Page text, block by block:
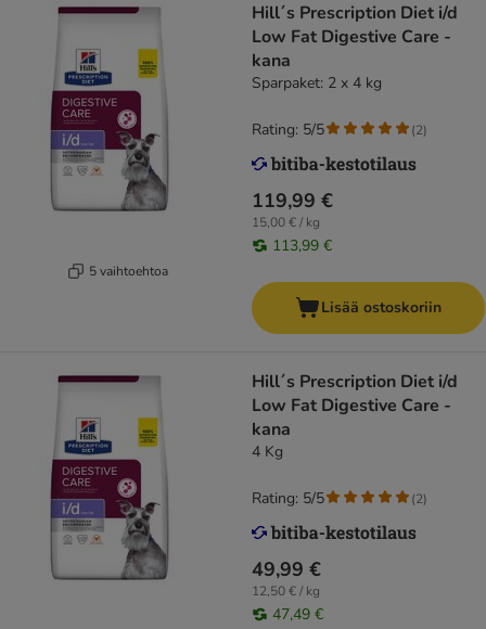
5 vaihtoehtoa
Hill´s Prescription Diet i/d
Low Fat Digestive Care -
kana
Sparpaket: 2 x 4 kg
119,99 €
15,00 € / kg
113,99 €
Rating: 5/5 (2)
Lisää ostoskoriin
Hill´s Prescription Diet i/d
Low Fat Digestive Care -
kana
4 Kg
49,99 €
12,50 € / kg
47,49 €
Rating: 5/5 (2)